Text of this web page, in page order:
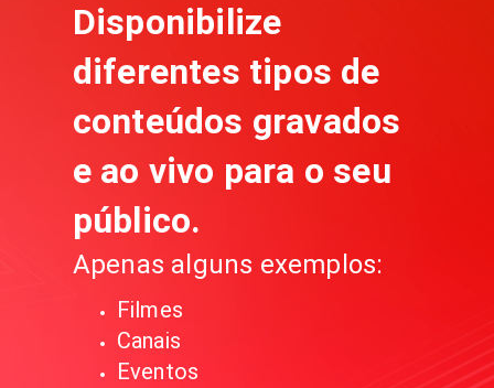
Disponibilize
diferentes tipos de
conteúdos gravados
e ao vivo para o seu
público.
Apenas alguns exemplos:
Filmes
Canais
Eventos